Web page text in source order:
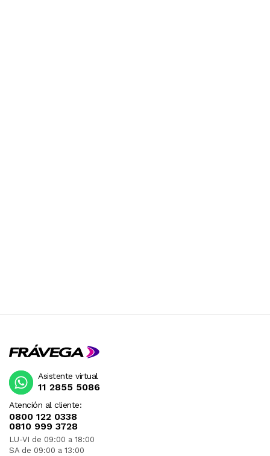
Atención al cliente:
0800 122 0338
0810 999 3728
LU-VI de 09:00 a 18:00
SA de 09:00 a 13:00
Asistente virtual
11 2855 5086